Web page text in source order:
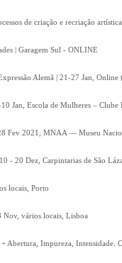
de criação e recriação
| Garagem Sul - ONLINE
Alemã | 21-27 Jan,
Jan, Escola de Mulheres – Clube
28 Fev 2021, MNAA — Museu
- 20 Dez, Carpintarias de São
locais, Porto
Nov, vários locais, Lisboa
Abertura, Impureza, Intensidade.